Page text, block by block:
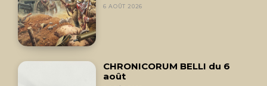
6 AOÛT 2026
CHRONICORUM BELLI du 6
août